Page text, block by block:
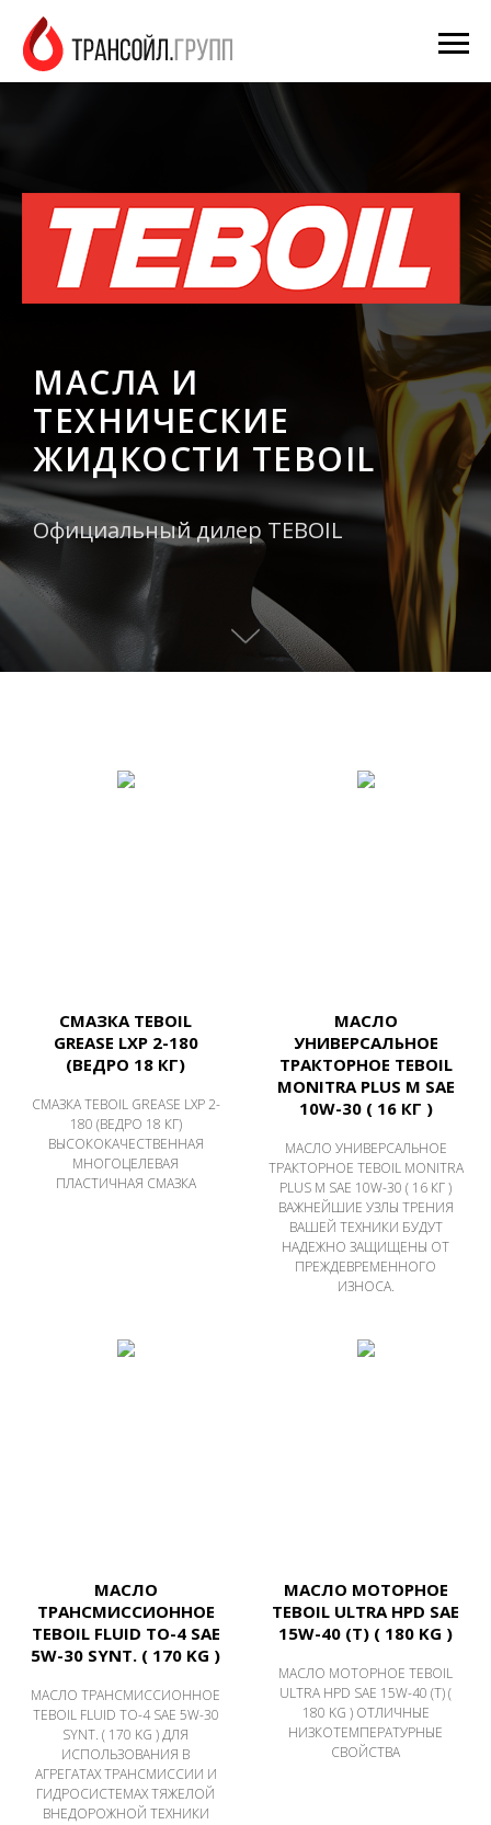
МАСЛА И
ТЕХНИЧЕСКИЕ
ЖИДКОСТИ TEBOIL
Официальный дилер TEBOIL
СМАЗКА TEBOIL
GREASE LXP 2-180
(ВЕДРО 18 КГ)
СМАЗКА TEBOIL GREASE LXP 2-
180 (ВЕДРО 18 КГ)
ВЫСОКОКАЧЕСТВЕННАЯ
МНОГОЦЕЛЕВАЯ
ПЛАСТИЧНАЯ СМАЗКА
МАСЛО
УНИВЕРСАЛЬНОЕ
ТРАКТОРНОЕ TEBOIL
MONITRA PLUS M SAE
10W-30 ( 16 КГ )
МАСЛО УНИВЕРСАЛЬНОЕ
ТРАКТОРНОЕ TEBOIL MONITRA
PLUS M SAE 10W-30 ( 16 КГ )
ВАЖНЕЙШИЕ УЗЛЫ ТРЕНИЯ
ВАШЕЙ ТЕХНИКИ БУДУТ
НАДЕЖНО ЗАЩИЩЕНЫ ОТ
ПРЕЖДЕВРЕМЕННОГО
ИЗНОСА.
МАСЛО
ТРАНСМИССИОННОЕ
TEBOIL FLUID TO-4 SAE
5W-30 SYNT. ( 170 KG )
МАСЛО ТРАНСМИССИОННОЕ
TEBOIL FLUID TO-4 SAE 5W-30
SYNT. ( 170 KG ) ДЛЯ
ИСПОЛЬЗОВАНИЯ В
АГРЕГАТАХ ТРАНСМИССИИ И
ГИДРОСИСТЕМАХ ТЯЖЕЛОЙ
ВНЕДОРОЖНОЙ ТЕХНИКИ
МАСЛО МОТОРНОЕ
TEBOIL ULTRA HPD SAE
15W-40 (Т) ( 180 KG )
МАСЛО МОТОРНОЕ TEBOIL
ULTRA HPD SAE 15W-40 (Т) (
180 KG ) ОТЛИЧНЫЕ
НИЗКОТЕМПЕРАТУРНЫЕ
СВОЙСТВА